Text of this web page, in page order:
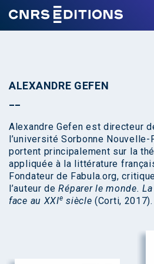
ALEXANDRE GEFEN
Alexandre Gefen est directeur
l’université Sorbonne
portent principalement sur la
appliquée à la littérature
Fondateur de Fabula.org,
l’auteur deRéparer le monde.
face au XXIe siècle (Corti, 2017).